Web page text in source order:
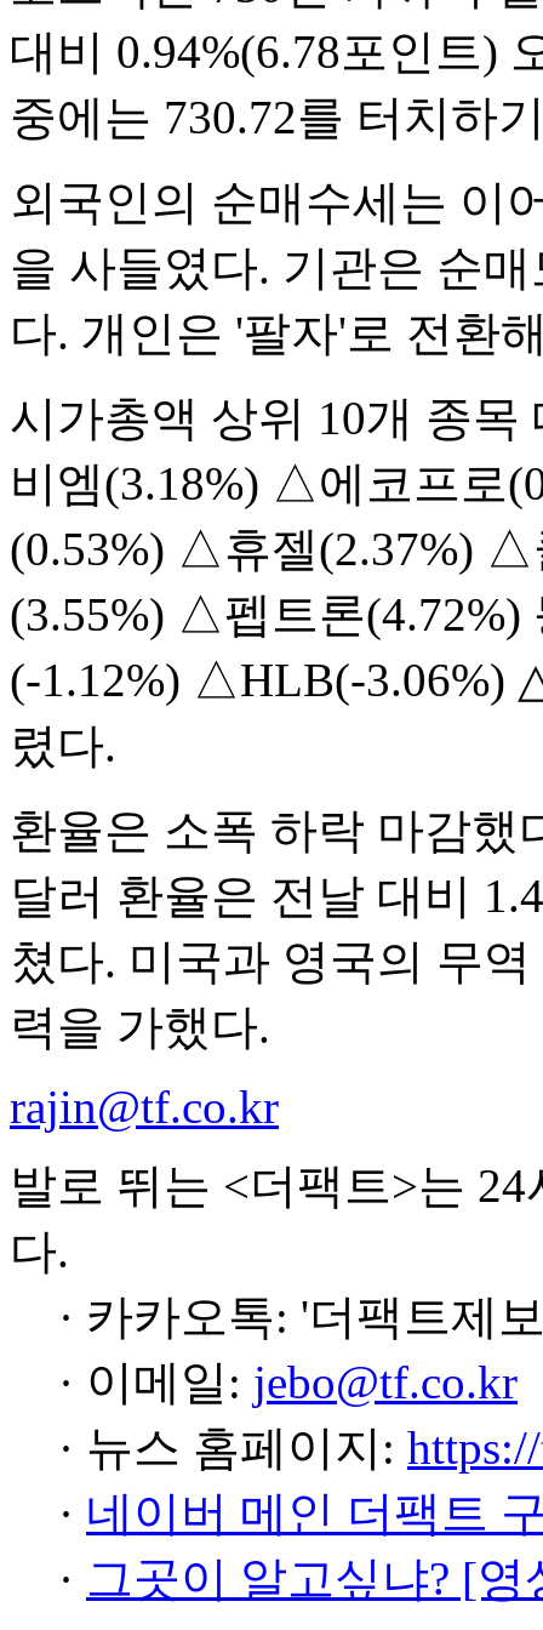
대비 0.94%(6.78포인트)
중에는 730.72를 터치하
외국인의 순매수세는 이
을 사들였다. 기관은 순
다. 개인은 '팔자'로 전환
시가총액 상위 10개 종
비엠(3.18%) △에코프로
(0.53%) △휴젤(2.37%)
(3.55%) △펩트론
(-1.12%) △HLB(-3.06%)
렸다.
환율은 소폭 하락 마감했
달러 환율은 전날 대비
쳤다. 미국과 영국의 무
력을 가했다.
rajin@tf.co.kr
발로 뛰는 <더팩트>는
다.
· 카카오톡: '더팩트제
· 이메일: jebo@tf.co.kr
· 뉴스 홈페이지:
· 네이버 메인 더팩트
· 그곳이 알고싶냐? [